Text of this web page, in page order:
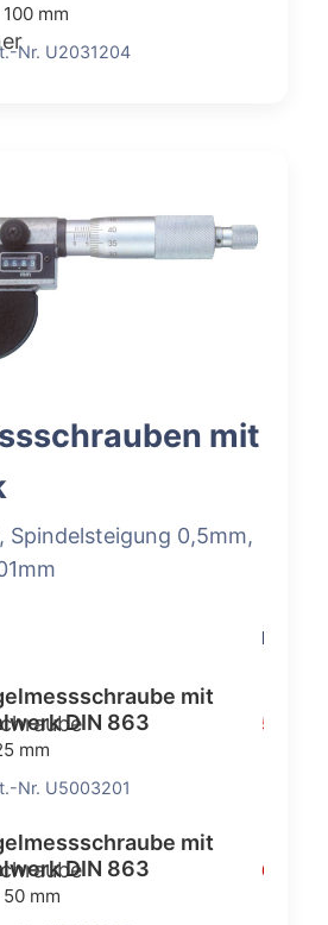
mm
Nr. U2031204
mit
Spindelsteigung 0,5mm,
Preis
mit
DIN 863
mm
58,40
Nr. U5003201
mit
DIN 863
mm
65,20